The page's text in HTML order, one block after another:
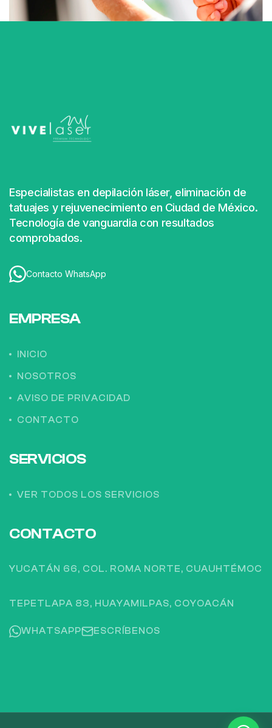
Especialistas en depilación láser, eliminación de
tatuajes y rejuvenecimiento en Ciudad de México.
Tecnología de vanguardia con resultados
comprobados.
Contacto WhatsApp
EMPRESA
INICIO
NOSOTROS
AVISO DE PRIVACIDAD
CONTACTO
SERVICIOS
VER TODOS LOS SERVICIOS
CONTACTO
YUCATÁN 66, COL. ROMA NORTE, CUAUHTÉMOC
TEPETLAPA 83, HUAYAMILPAS, COYOACÁN
WHATSAPP ESCRÍBENOS